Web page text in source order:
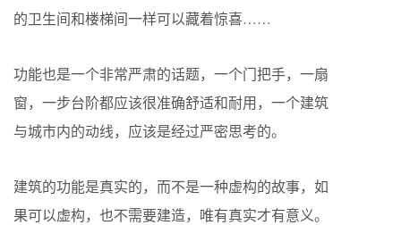
的卫生间和楼梯间一样可以藏着惊喜……
功能也是一个非常严肃的话题，一个门把手，一扇
窗，一步台阶都应该很准确舒适和耐用，一个建筑
与城市内的动线，应该是经过严密思考的。
建筑的功能是真实的，而不是一种虚构的故事，如
果可以虚构，也不需要建造，唯有真实才有意义。